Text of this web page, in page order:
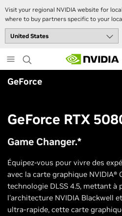
Visit your regional NVIDIA website for
where to buy partners specific to your
to
main
content
GeForce
GeForce RTX
Game Changer.*
Équipez-vous pour vivre des
avec la carte graphique NVIDIA®
technologie DLSS 4.5, mettant à
l'architecture NVIDIA Blackwell
ultra-rapide, cette carte